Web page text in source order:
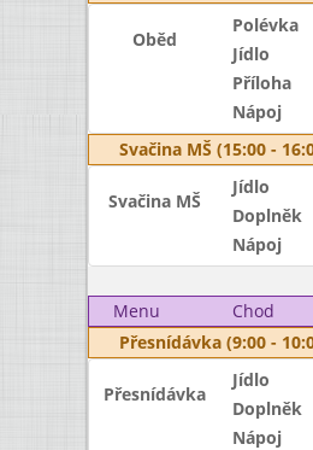
Oběd
Polévka
Jídlo
Příloha
Nápoj
Svačina MŠ (15:00 -
Svačina MŠ
Jídlo
Doplněk
Nápoj
Menu
Chod
Přesnídávka (9:00 -
Přesnídávka
Jídlo
Doplněk
Nápoj